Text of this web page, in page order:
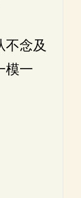
不念及
模一